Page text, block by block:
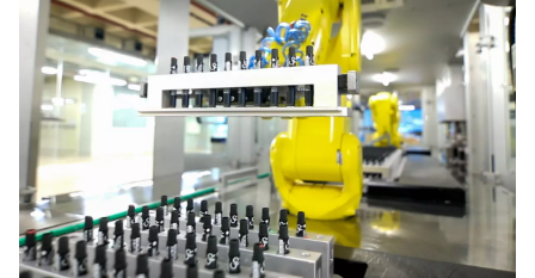
aplikačních balíčků pro
různé provozní potřeby.